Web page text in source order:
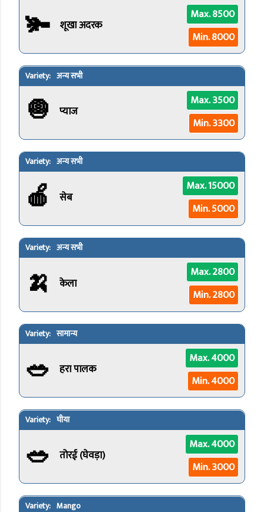
🫚 शूखा अदरक
Max. 8500
Min. 8000
अन्य सभी
🧅 प्याज
Max. 3500
Min. 3300
अन्य सभी
🍎 सेब
Max. 15000
Min. 5000
अन्य सभी
🍌 केला
Max. 2800
Min. 2800
सामान्य
🥗 हरा पालक
Max. 4000
Min. 4000
घीया
🥗 तोरई (घेवड़ा)
Max. 4000
Min. 3000
Mango